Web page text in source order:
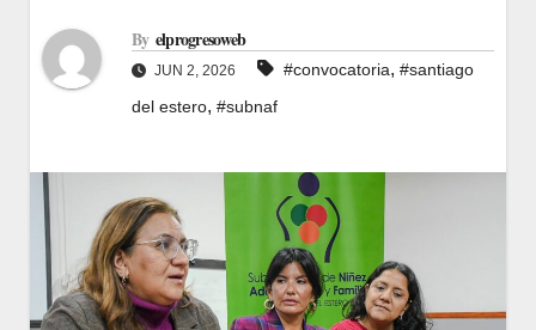
By elprogresoweb
JUN 2, 2026 #convocatoria, #santiago
del estero, #subnaf